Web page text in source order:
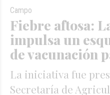
Fiebre aftosa:
impulsa un
de vacunación
La iniciativa fue
Secretaría de
Campo